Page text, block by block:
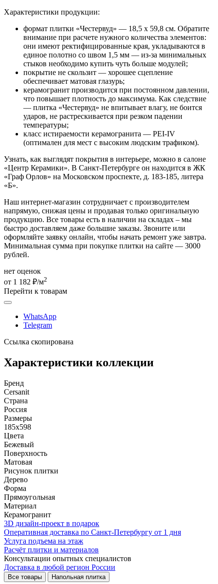
Характеристики продукции:
формат плитки «Честервуд» — 18,5 х 59,8 см. Обратите
внимание при расчете нужного количества элементов:
они имеют ректифицированные края, укладываются в
единое полотно со швом 1,5 мм — из-за минимальных
стыков необходимо купить чуть больше модулей;
покрытие не скользит — хорошее сцепление
обеспечивает матовая глазурь;
керамогранит производится при постоянном давлении,
что повышает плотность до максимума. Как следствие
— плитка «Честервуд» не впитывает влагу, не боится
ударов, не растрескивается при резком падении
температуры;
класс истираемости керамогранита — PEI-IV
(оптимален для мест с высоким людским трафиком).
Узнать, как выглядят покрытия в интерьере, можно в салоне
«Центр Керамики». В Санкт-Петербурге он находится в ЖК
«Граф Орлов» на Московском проспекте, д. 183-185, литера
«Б».
Наш интернет-магазин сотрудничает с производителем
напрямую, снижая цены и продавая только оригинальную
продукцию. Все товары есть в наличии на складах – мы
быстро доставляем даже большие заказы. Звоните или
оформляйте заявку онлайн, чтобы начать ремонт уже завтра.
Минимальная сумма при покупке плитки на сайте — 3000
рублей.
нет оценок
от 1 182 ₽/м2
Перейти к товарам
WhatsApp
Telegram
Ссылка скопирована
Характеристики коллекции
Бренд
Cersanit
Страна
Россия
Размеры
185x598
Цвета
Бежевый
Поверхность
Матовая
Рисунок плитки
Дерево
Форма
Прямоугольная
Материал
Керамогранит
3D дизайн-проект в подарок
Оперативная доставка по Санкт-Петербургу от 1 дня
Услуга подъема на этаж
Расчёт плитки и материалов
Консультации опытных специалистов
Доставка в любой регион России
Все товары Напольная плитка